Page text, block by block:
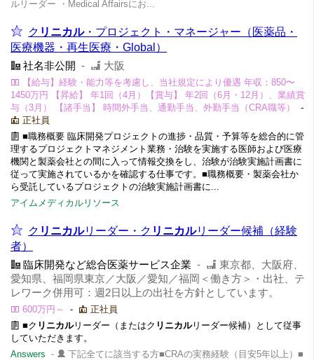
ルリーダー ・Medical Affairsにお...
ク リニカル・プロジェクト・マネージャー（医薬品・
医療機器・再生医療・Global）
社名非公開 - 大阪
【給与】経験・能力等を考慮し、当社規定により優遇 年収：850〜
1450万円 【昇給】 年1回（4月）【賞与】 年2回（6月・12月）、業績賞
与（3月） 【諸手当】 時間外手当、通勤手当、外勤手当（CRA職等）
-
正社員
■職務概要 臨床開発プロジェクトの進捗・品質・予算等を総合的に管
理するプロジェクトマネジメント業務・治験を実施する医師および医療
機関と製薬会社との間に入って情報交換をし、治験が治験実施計画書に
従って実施されているかを確認する仕事です。■職務概要・製薬会社か
ら受託しているプロジェクトの治験実施計画書に...
アイムメディカルリソース
ク リニカルリーダー・ク リニカルリーダー候補（経験
者）
臨床開発など総合医薬サービス企業 -
東京都、大阪府、
愛知県、福岡県東京／大阪／愛知／福岡＜働き方＞・出社、テ
レワーク併用可：週2日以上の出社を方針としています。
600万円～ -
正社員
■ク リニカルリーダー（またはク リニカルリーダー候補）として従事
していただきます。
Answers -
下記全てに該当する方■CRAの実務経験（目安5年以上）■